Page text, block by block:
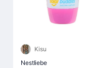
Kisu
Nestliebe